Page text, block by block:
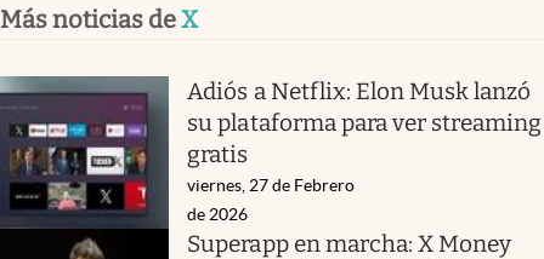
Más noticias deX
Adiós a Netflix: Elon Musk lanzó
su plataforma para ver streaming
gratis
viernes, 27 de Febrero
de 2026
Superapp en marcha: X Money